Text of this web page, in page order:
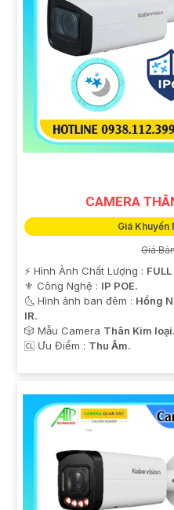
CAMERA
Giá Khuyến
Giá
️⚡ Hình Ành Chất Lượng :
⚜️ Công Nghệ : IP POE.
🌜 Hình ảnh ban đêm : Hồng
IR.
🎲 Mẫu Camera Thân Kim loại.
️🆑 Ưu Điểm : Thu Âm.